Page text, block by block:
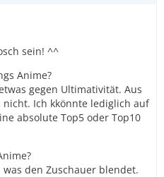
sein! ^^
Anime?
gegen Ultimativität. Aus
nicht. Ich kkönnte lediglich auf
absolute Top5 oder Top10
den Zuschauer blendet.